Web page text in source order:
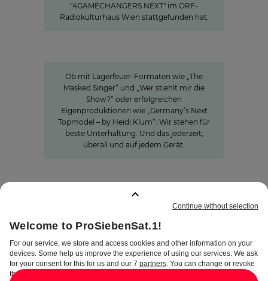
"4GAMECHANGERS NEXT" im ORF-
Radiokulturhaus Wien stattgefunden hat.
Ob mit Lagerfeuer-Formaten wie „The
Masked Singer“ und „Wer stiehlt mir die
Show?“ oder erfolgreichen
Eigenproduktionen wie „Germany’s Next
Topmodel – by Heidi Klum“: Wir stehen für
beste Unterhaltung. Und das jederzeit,
überall und auf jedem Gerät.
DATENSCHUTZ
AGB
AEB
PRIVATSPHÄRE-
EINSTELLUNGEN
COMPLIANCE &
HINWEISGEBERSYSTEM